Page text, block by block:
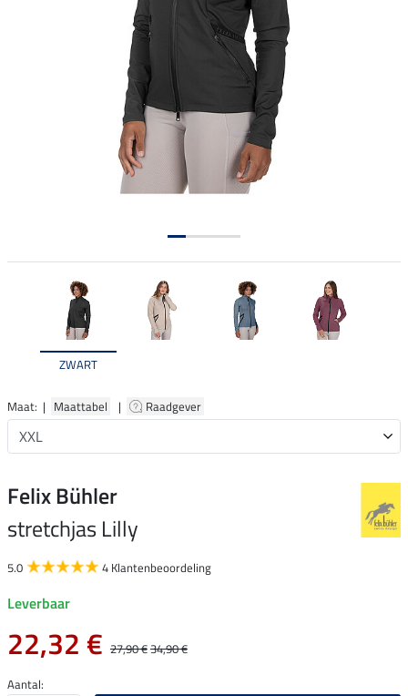
ZWART
Maat: | Maattabel | Raadgever
Felix Bühler
stretchjas Lilly
5.0 4 Klantenbeoordeling
Leverbaar
22,32 € 27,90 €34,90 €
Aantal: